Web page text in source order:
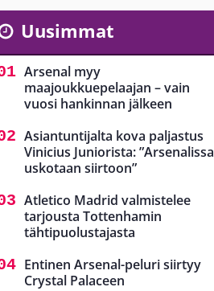
Uusimmat
Arsenal myy
maajoukkuepelaajan – vain
vuosi hankinnan jälkeen
Asiantuntijalta kova paljastus
Vinicius Juniorista: ”Arsenalissa
uskotaan siirtoon”
Atletico Madrid valmistelee
tarjousta Tottenhamin
tähtipuolustajasta
Entinen Arsenal-peluri siirtyy
Crystal Palaceen